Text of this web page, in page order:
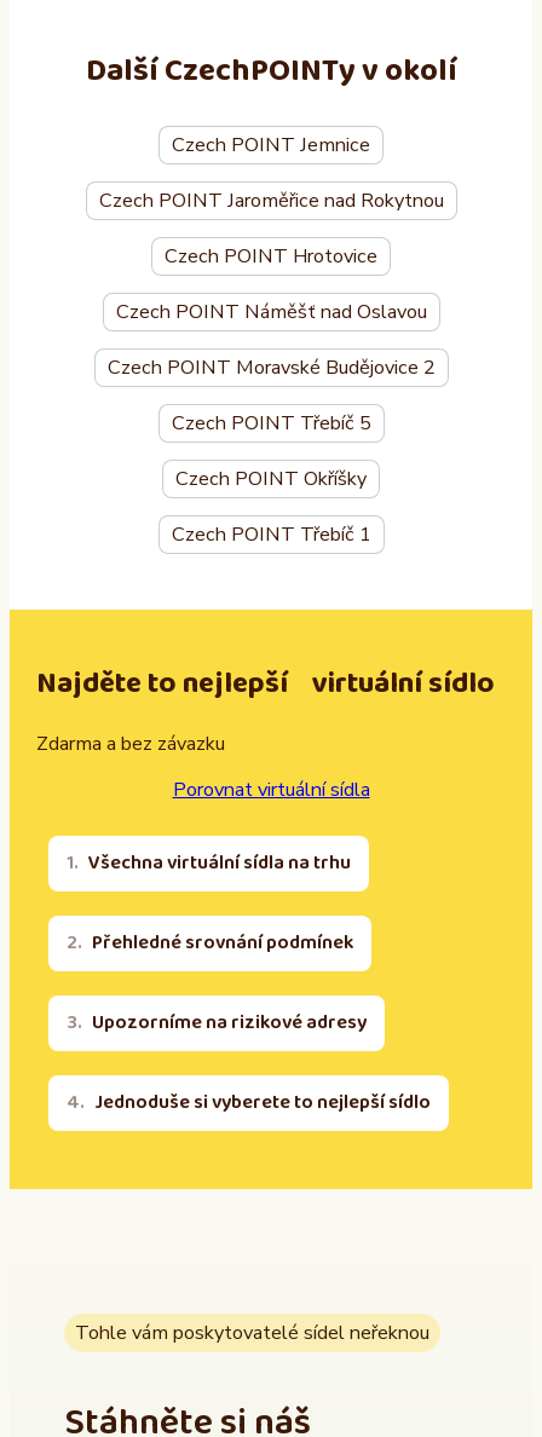
Další CzechPOINTy v okolí
Czech POINT Jemnice
Czech POINT Jaroměřice nad Rokytnou
Czech POINT Hrotovice
Czech POINT Náměšť nad Oslavou
Czech POINT Moravské Budějovice 2
Czech POINT Třebíč 5
Czech POINT Okříšky
Czech POINT Třebíč 1
Najděte to nejlepší virtuální sídlo
Zdarma a bez závazku
Porovnat virtuální sídla
Všechna virtuální sídla na trhu
Přehledné srovnání podmínek
Upozorníme na rizikové adresy
Jednoduše si vyberete to nejlepší sídlo
Tohle vám poskytovatelé sídel neřeknou
Stáhněte si náš